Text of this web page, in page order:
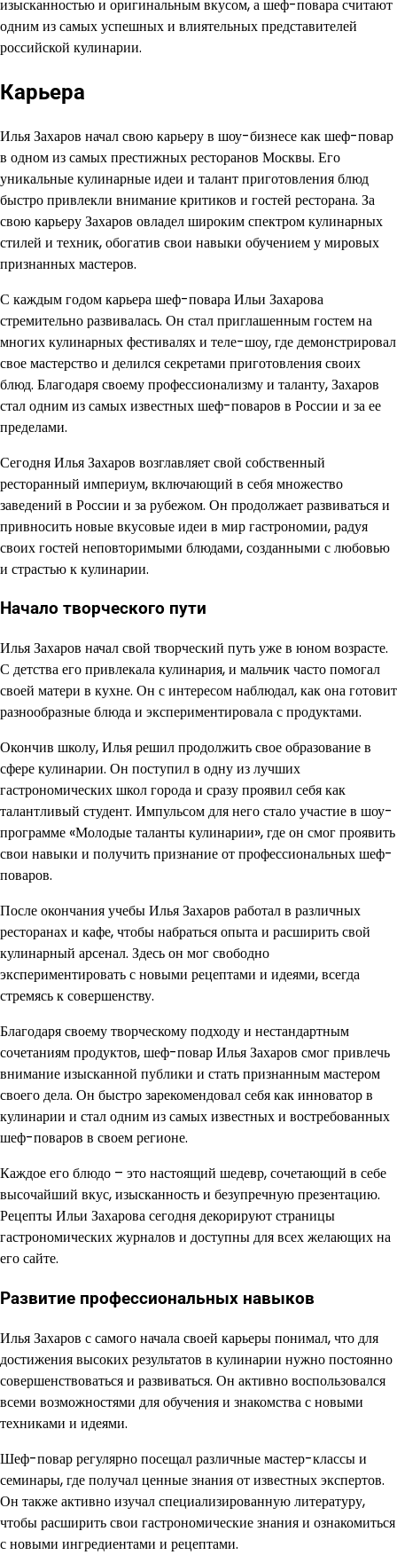
изысканностью и оригинальным вкусом, а шеф-повара считают
одним из самых успешных и влиятельных представителей
российской кулинарии.
Карьера
Илья Захаров начал свою карьеру в шоу-бизнесе как шеф-повар
в одном из самых престижных ресторанов Москвы. Его
уникальные кулинарные идеи и талант приготовления блюд
быстро привлекли внимание критиков и гостей ресторана. За
свою карьеру Захаров овладел широким спектром кулинарных
стилей и техник, обогатив свои навыки обучением у мировых
признанных мастеров.
С каждым годом карьера шеф-повара Ильи Захарова
стремительно развивалась. Он стал приглашенным гостем на
многих кулинарных фестивалях и теле-шоу, где демонстрировал
свое мастерство и делился секретами приготовления своих
блюд. Благодаря своему профессионализму и таланту, Захаров
стал одним из самых известных шеф-поваров в России и за ее
пределами.
Сегодня Илья Захаров возглавляет свой собственный
ресторанный империум, включающий в себя множество
заведений в России и за рубежом. Он продолжает развиваться и
привносить новые вкусовые идеи в мир гастрономии, радуя
своих гостей неповторимыми блюдами, созданными с любовью
и страстью к кулинарии.
Начало творческого пути
Илья Захаров начал свой творческий путь уже в юном возрасте.
С детства его привлекала кулинария, и мальчик часто помогал
своей матери в кухне. Он с интересом наблюдал, как она готовит
разнообразные блюда и экспериментировала с продуктами.
Окончив школу, Илья решил продолжить свое образование в
сфере кулинарии. Он поступил в одну из лучших
гастрономических школ города и сразу проявил себя как
талантливый студент. Импульсом для него стало участие в шоу-
программе «Молодые таланты кулинарии», где он смог проявить
свои навыки и получить признание от профессиональных шеф-
поваров.
После окончания учебы Илья Захаров работал в различных
ресторанах и кафе, чтобы набраться опыта и расширить свой
кулинарный арсенал. Здесь он мог свободно
экспериментировать с новыми рецептами и идеями, всегда
стремясь к совершенству.
Благодаря своему творческому подходу и нестандартным
сочетаниям продуктов, шеф-повар Илья Захаров смог привлечь
внимание изысканной публики и стать признанным мастером
своего дела. Он быстро зарекомендовал себя как инноватор в
кулинарии и стал одним из самых известных и востребованных
шеф-поваров в своем регионе.
Каждое его блюдо – это настоящий шедевр, сочетающий в себе
высочайший вкус, изысканность и безупречную презентацию.
Рецепты Ильи Захарова сегодня декорируют страницы
гастрономических журналов и доступны для всех желающих на
его сайте.
Развитие профессиональных навыков
Илья Захаров с самого начала своей карьеры понимал, что для
достижения высоких результатов в кулинарии нужно постоянно
совершенствоваться и развиваться. Он активно воспользовался
всеми возможностями для обучения и знакомства с новыми
техниками и идеями.
Шеф-повар регулярно посещал различные мастер-классы и
семинары, где получал ценные знания от известных экспертов.
Он также активно изучал специализированную литературу,
чтобы расширить свои гастрономические знания и ознакомиться
с новыми ингредиентами и рецептами.